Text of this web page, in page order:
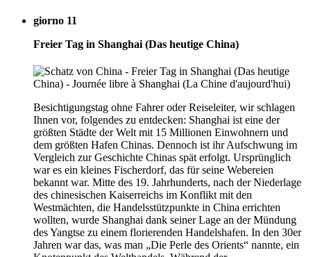
giorno 11
Freier Tag in Shanghai (Das heutige China)
Besichtigungstag ohne Fahrer oder Reiseleiter, wir schlagen
Ihnen vor, folgendes zu entdecken: Shanghai ist eine der
größten Städte der Welt mit 15 Millionen Einwohnern und
dem größten Hafen Chinas. Dennoch ist ihr Aufschwung im
Vergleich zur Geschichte Chinas spät erfolgt. Ursprünglich
war es ein kleines Fischerdorf, das für seine Webereien
bekannt war. Mitte des 19. Jahrhunderts, nach der Niederlage
des chinesischen Kaiserreichs im Konflikt mit den
Westmächten, die Handelsstützpunkte in China errichten
wollten, wurde Shanghai dank seiner Lage an der Mündung
des Yangtse zu einem florierenden Handelshafen. In den 30er
Jahren war das, was man „Die Perle des Orients“ nannte, ein